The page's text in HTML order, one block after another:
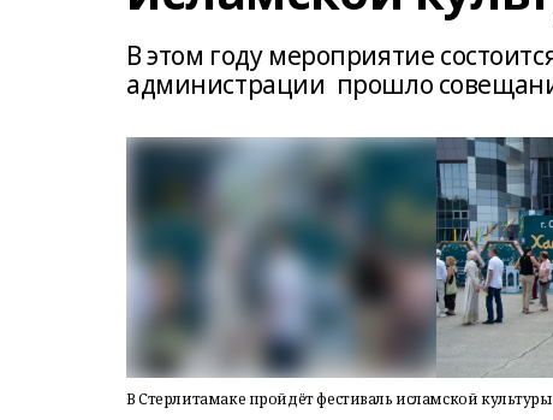
В этом году мероприятие
администрации прошло
В Стерлитамаке пройдёт фестиваль исламской культуры